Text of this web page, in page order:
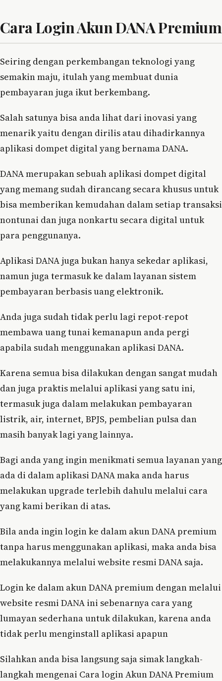
Cara Login Akun DANA Premium
Seiring dengan perkembangan teknologi yang
semakin maju, itulah yang membuat dunia
pembayaran juga ikut berkembang.
Salah satunya bisa anda lihat dari inovasi yang
menarik yaitu dengan dirilis atau dihadirkannya
aplikasi dompet digital yang bernama DANA.
DANA merupakan sebuah aplikasi dompet digital
yang memang sudah dirancang secara khusus untuk
bisa memberikan kemudahan dalam setiap transaksi
nontunai dan juga nonkartu secara digital untuk
para penggunanya.
Aplikasi DANA juga bukan hanya sekedar aplikasi,
namun juga termasuk ke dalam layanan sistem
pembayaran berbasis uang elektronik.
Anda juga sudah tidak perlu lagi repot-repot
membawa uang tunai kemanapun anda pergi
apabila sudah menggunakan aplikasi DANA.
Karena semua bisa dilakukan dengan sangat mudah
dan juga praktis melalui aplikasi yang satu ini,
termasuk juga dalam melakukan pembayaran
listrik, air, internet, BPJS, pembelian pulsa dan
masih banyak lagi yang lainnya.
Bagi anda yang ingin menikmati semua layanan yang
ada di dalam aplikasi DANA maka anda harus
melakukan upgrade terlebih dahulu melalui cara
yang kami berikan di atas.
Bila anda ingin login ke dalam akun DANA premium
tanpa harus menggunakan aplikasi, maka anda bisa
melakukannya melalui website resmi DANA saja.
Login ke dalam akun DANA premium dengan melalui
website resmi DANA ini sebenarnya cara yang
lumayan sederhana untuk dilakukan, karena anda
tidak perlu menginstall aplikasi apapun
Silahkan anda bisa langsung saja simak langkah-
langkah mengenai Cara login Akun DANA Premium